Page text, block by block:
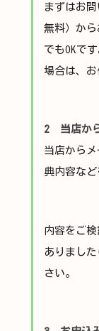
まずはお
無料）か
でもOKで
場合は、お
2 当店か
当店から
典内容など
内容をご
ありまし
さい。